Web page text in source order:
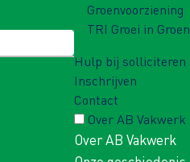
Groenvoorziening
TRI Groei in Groen
Hulp bij solliciteren
Inschrijven
Contact
Over AB Vakwerk
Over AB Vakwerk